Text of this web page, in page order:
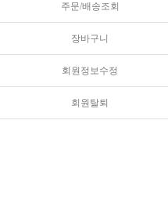
주문/배송조회
장바구니
회원정보수정
회원탈퇴